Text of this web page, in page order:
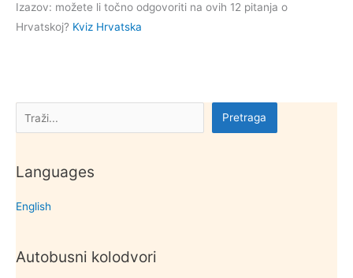
Pretraga Pretraga
Languages
English
Autobusni kolodvori
Izazov: možete li točno odgovoriti na ovih 12 pitanja o
Hrvatskoj? Kviz Hrvatska